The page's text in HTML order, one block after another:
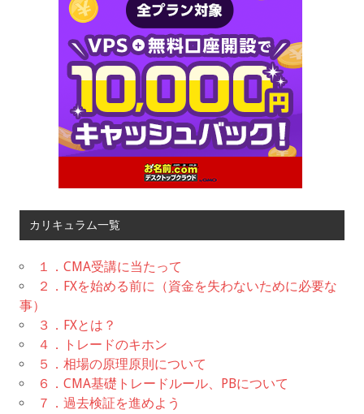
カリキュラム一覧
１．CMA受講に当たって
２．FXを始める前に（資金を失わないために必要な
事）
３．FXとは？
４．トレードのキホン
５．相場の原理原則について
６．CMA基礎トレードルール、PBについて
７．過去検証を進めよう